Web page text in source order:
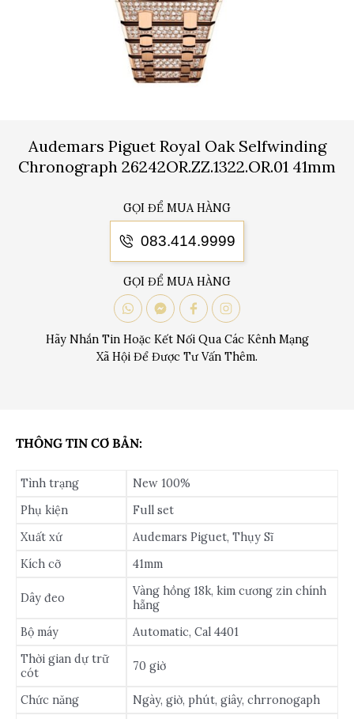
Audemars Piguet Royal Oak Selfwinding
Chronograph 26242OR.ZZ.1322.OR.01 41mm
GỌI ĐỂ MUA HÀNG
083.414.9999
GỌI ĐỂ MUA HÀNG
Hãy Nhắn Tin Hoặc Kết Nối Qua Các Kênh Mạng
Xã Hội Để Được Tư Vấn Thêm.
THÔNG TIN CƠ BẢN:
Tình trạng
New 100%
Phụ kiện
Full set
Xuất xứ
Audemars Piguet, Thụy Sĩ
Kích cỡ
41mm
Dây đeo
Vàng hồng 18k, kim cương zin chính
hẵng
Bộ máy
Automatic, Cal 4401
Thời gian dự trữ
cót
70 giờ
Chức năng Ngày, giờ, phút, giây, chrronogaph